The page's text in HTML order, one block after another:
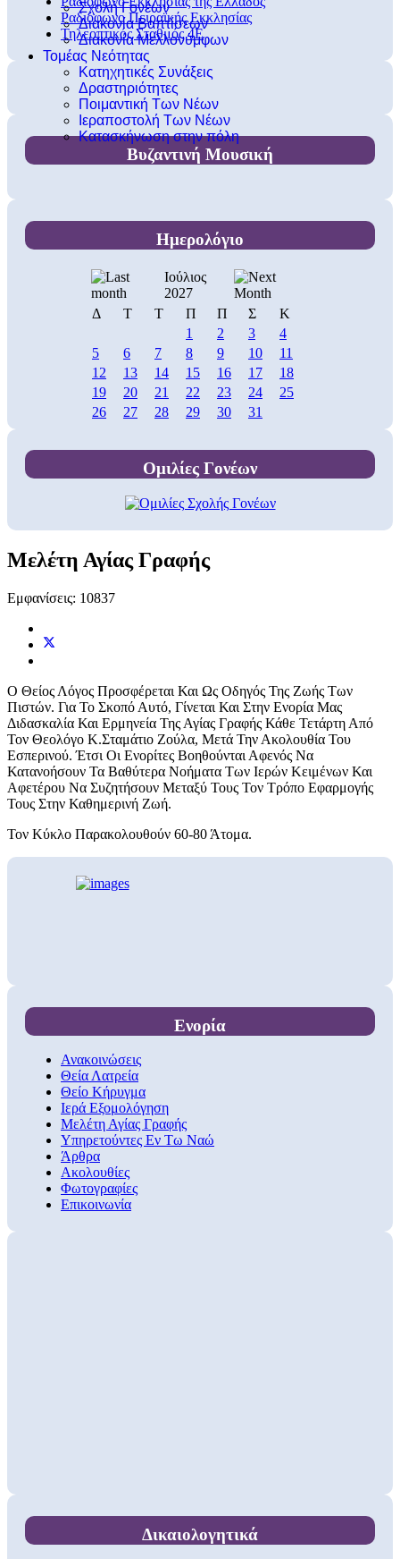
Σχολή Γονέων
Διακονία Βαπτίσεων
Διακονία Μελλονύμφων
Τομέας Νεότητας
Κατηχητικές Συνάξεις
Δραστηριότητες
Ποιμαντική Των Νέων
Ιεραποστολή Των Νέων
Κατασκήνωση στην πόλη
Ραδιόφωνο Πειραϊκής Εκκλησίας
Τηλεοπτικός Σταθμός 4Ε
Βυζαντινή Μουσική
Ημερολόγιο
Ιούλιος
2027
Δ
Τ Τ Π Π Σ
Κ
1
2 3
4
5
6 7 8 9 10
11
12
13 14 15 16 17
18
19
20 21 22 23 24
25
26
27 28 29 30 31
Ομιλίες Γονέων
Μελέτη Αγίας Γραφής
Εμφανίσεις: 10837
Ο Θείος Λόγος Προσφέρεται Και Ως Οδηγός Της Ζωής Των
Πιστών. Για Το Σκοπό Αυτό, Γίνεται Και Στην Ενορία Μας
Διδασκαλία Και Ερμηνεία Της Αγίας Γραφής Κάθε Τετάρτη Από
Τον Θεολόγο Κ.Σταμάτιο Ζούλα, Μετά Την Ακολουθία Του
Εσπερινού. Έτσι Οι Ενορίτες Βοηθούνται Αφενός Να
Κατανοήσουν Τα Βαθύτερα Νοήματα Των Ιερών Κειμένων Και
Αφετέρου Να Συζητήσουν Μεταξύ Τους Τον Τρόπο Εφαρμογής
Τους Στην Καθημερινή Ζωή.
Τον Κύκλο Παρακολουθούν 60-80 Άτομα.
Ενορία
Ανακοινώσεις
Θεία Λατρεία
Θείο Κήρυγμα
Ιερά Εξομολόγηση
Μελέτη Αγίας Γραφής
Υπηρετούντες Εν Τω Ναώ
Άρθρα
Ακολουθίες
Φωτογραφίες
Επικοινωνία
Δικαιολογητικά